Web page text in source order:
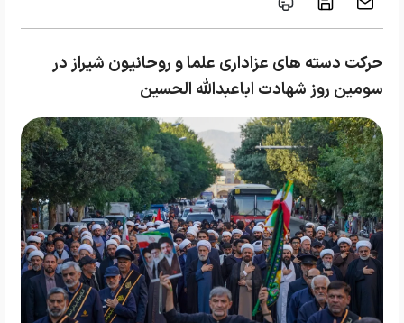
حرکت دسته های عزاداری علما و روحانیون شیراز در
سومین روز شهادت اباعبدالله الحسین